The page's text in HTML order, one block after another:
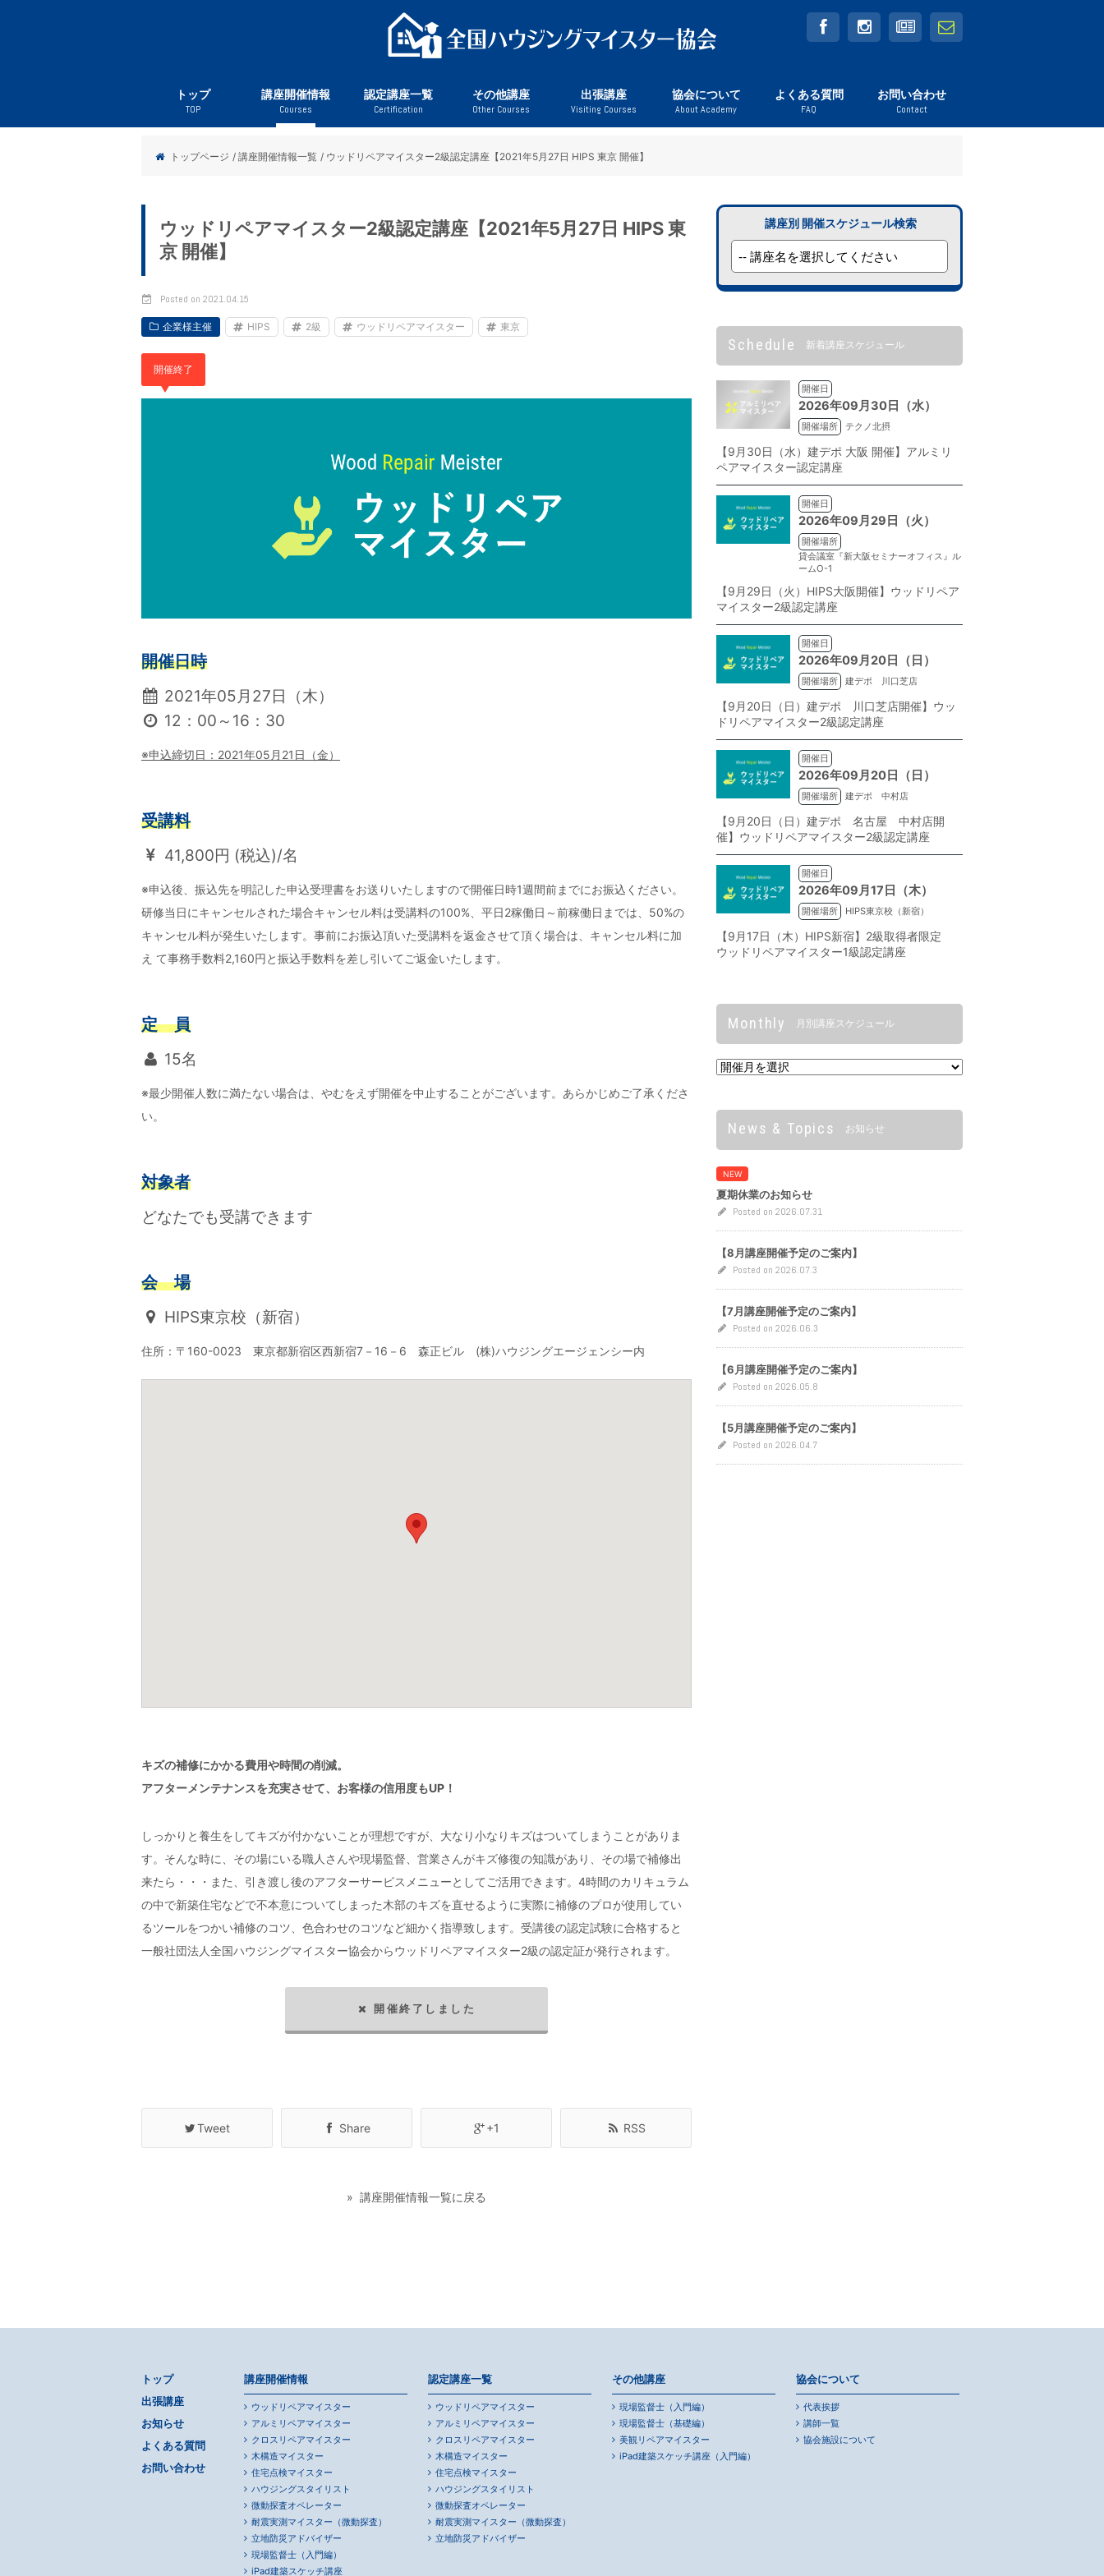
トップ
TOP
講座開催情報
Courses
認定講座一覧
Certification
その他講座
Other Courses
出張講座
Visiting Courses
協会について
About Academy
よくある質問
FAQ
お問い合わせ
Contact
トップページ / 講座開催情報一覧 / ウッドリペアマイスター2級認定講座【2021年5月27日 HIPS 東京 開催】
ウッドリペアマイスター2級認定講座【2021年5月27日 HIPS 東
京 開催】
Posted on 2021.04.15
企業様主催 HIPS 2級 ウッドリペアマイスター 東京
開催終了
開催日時
2021年05月27日（木）
12：00～16：30
※申込締切日：2021年05月21日（金）
受講料
41,800円 (税込)/名
※申込後、振込先を明記した申込受理書をお送りいたしますので開催日時1週間前までにお振込ください。
研修当日にキャンセルされた場合キャンセル料は受講料の100%、平日2稼働日～前稼働日までは、50%の
キャンセル料が発生いたします。事前にお振込頂いた受講料を返金させて頂く場合は、キャンセル料に加
え て事務手数料2,160円と振込手数料を差し引いてご返金いたします。
定 員
15名
※最少開催人数に満たない場合は、やむをえず開催を中止することがございます。あらかじめご了承くださ
い。
対象者
どなたでも受講できます
会 場
HIPS東京校（新宿）
住所：〒160-0023 東京都新宿区西新宿7－16－6 森正ビル (株)ハウジングエージェンシー内
キズの補修にかかる費用や時間の削減。
アフターメンテナンスを充実させて、お客様の信用度もUP！
しっかりと養生をしてキズが付かないことが理想ですが、大なり小なりキズはついてしまうことがありま
す。そんな時に、その場にいる職人さんや現場監督、営業さんがキズ修復の知識があり、その場で補修出
来たら・・・また、引き渡し後のアフターサービスメニューとしてご活用できます。4時間のカリキュラム
の中で新築住宅などで不本意についてしまった木部のキズを直せるように実際に補修のプロが使用してい
るツールをつかい補修のコツ、色合わせのコツなど細かく指導致します。受講後の認定試験に合格すると
一般社団法人全国ハウジングマイスター協会からウッドリペアマイスター2級の認定証が発行されます。
開催終了しました
Tweet Share +1 RSS
» 講座開催情報一覧に戻る
講座別 開催スケジュール検索
Schedule 新着講座スケジュール
開催日
2026年09月30日（水）
開催場所 テクノ北摂
【9月30日（水）建デポ 大阪 開催】アルミリ
ペアマイスター認定講座
開催日
2026年09月29日（火）
開催場所
貸会議室『新大阪セミナーオフィス』ル
ームO-1
【9月29日（火）HIPS大阪開催】ウッドリペア
マイスター2級認定講座
開催日
2026年09月20日（日）
開催場所 建デポ 川口芝店
【9月20日（日）建デポ 川口芝店開催】ウッ
ドリペアマイスター2級認定講座
開催日
2026年09月20日（日）
開催場所 建デポ 中村店
【9月20日（日）建デポ 名古屋 中村店開
催】ウッドリペアマイスター2級認定講座
開催日
2026年09月17日（木）
開催場所 HIPS東京校（新宿）
【9月17日（木）HIPS新宿】2級取得者限定
ウッドリペアマイスター1級認定講座
Monthly 月別講座スケジュール
News & Topics お知らせ
NEW
夏期休業のお知らせ
Posted on 2026.07.31
【8月講座開催予定のご案内】
Posted on 2026.07.3
【7月講座開催予定のご案内】
Posted on 2026.06.3
【6月講座開催予定のご案内】
Posted on 2026.05.8
【5月講座開催予定のご案内】
Posted on 2026.04.7
トップ
出張講座
お知らせ
よくある質問
お問い合わせ
講座開催情報
ウッドリペアマイスター
アルミリペアマイスター
クロスリペアマイスター
木構造マイスター
住宅点検マイスター
ハウジングスタイリスト
微動探査オペレーター
耐震実測マイスター（微動探査）
立地防災アドバイザー
現場監督士（入門編）
iPad建築スケッチ講座
認定講座一覧
ウッドリペアマイスター
アルミリペアマイスター
クロスリペアマイスター
木構造マイスター
住宅点検マイスター
ハウジングスタイリスト
微動探査オペレーター
耐震実測マイスター（微動探査）
立地防災アドバイザー
その他講座
現場監督士（入門編）
現場監督士（基礎編）
美観リペアマイスター
iPad建築スケッチ講座（入門編）
協会について
代表挨拶
講師一覧
協会施設について